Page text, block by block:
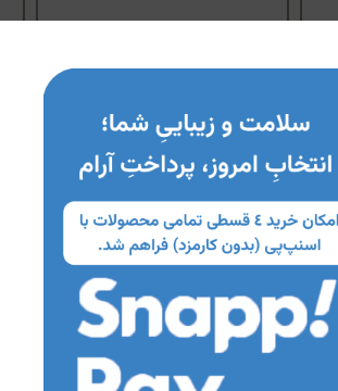
اسید)
ناموجود
مشاهده محصول
13%